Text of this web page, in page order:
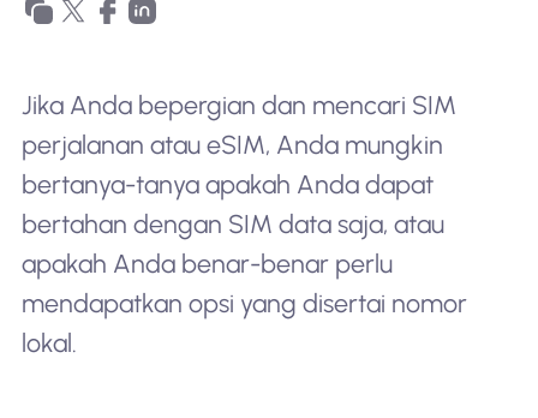
Jika Anda bepergian dan mencari SIM
perjalanan atau eSIM, Anda mungkin
bertanya-tanya apakah Anda dapat
bertahan dengan SIM data saja, atau
apakah Anda benar-benar perlu
mendapatkan opsi yang disertai nomor
lokal.